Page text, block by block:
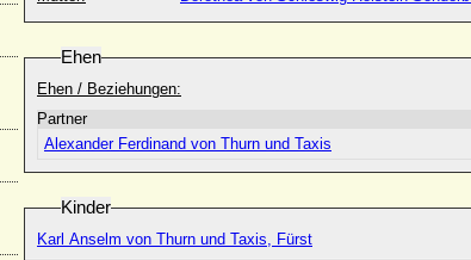
Ehen
Ehen / Beziehungen:
Partner
Alexander Ferdinand von Thurn und Taxis
Kinder
Karl Anselm von Thurn und Taxis, Fürst